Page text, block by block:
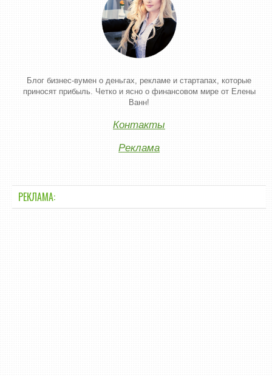
Блог бизнес-вумен о деньгах, рекламе и стартапах, которые
приносят прибыль. Четко и ясно о финансовом мире от Елены
Ванн!
Контакты
Реклама
РЕКЛАМА: